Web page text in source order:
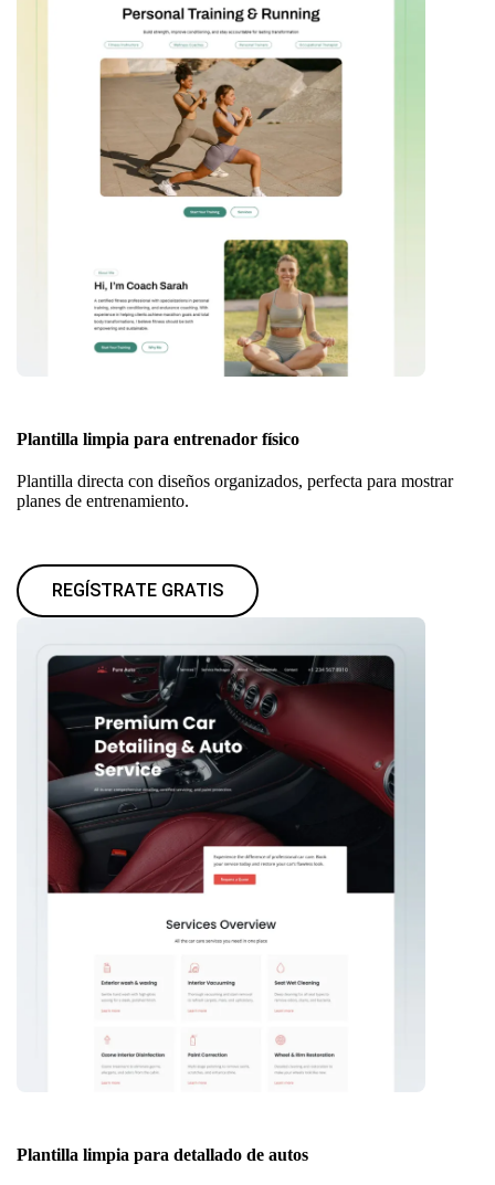
Plantilla limpia para entrenador físico
Plantilla directa con diseños organizados, perfecta para mostrar
planes de entrenamiento.
REGÍSTRATE GRATIS
Plantilla limpia para detallado de autos